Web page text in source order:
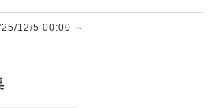
12/5 00:00 ～